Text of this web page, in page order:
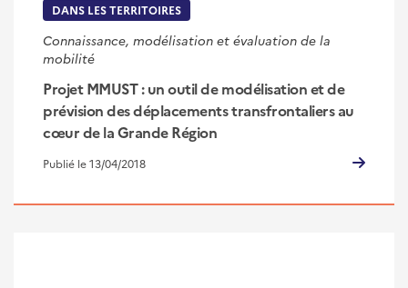
DANS LES TERRITOIRES
Connaissance, modélisation et évaluation de la
mobilité
Projet MMUST : un outil de modélisation et de
prévision des déplacements transfrontaliers au
cœur de la Grande Région
Publié le 13/04/2018